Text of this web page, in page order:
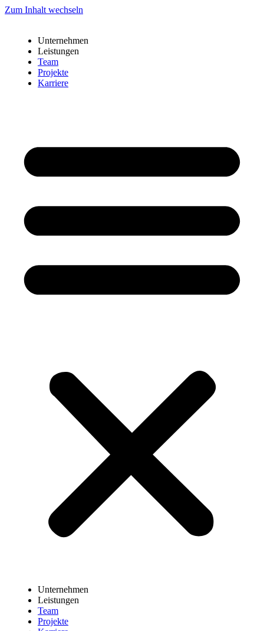
Zum Inhalt wechseln
Unternehmen
Leistungen
Team
Projekte
Karriere
Unternehmen
Leistungen
Team
Projekte